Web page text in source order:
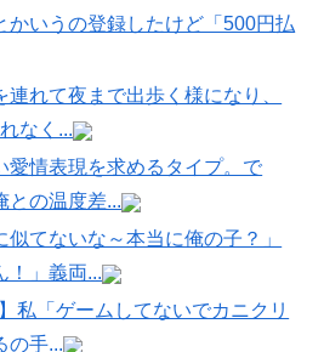
かいうの登録したけど「500円払
れて夜まで出歩く様になり、
なく...
愛情表現を求めるタイプ。で
との温度差...
似てないな～本当に俺の子？」
！」義両...
私「ゲームしてないでカニクリ
の手...